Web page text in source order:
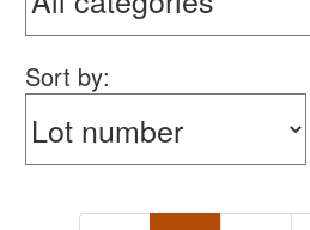
Sort by: